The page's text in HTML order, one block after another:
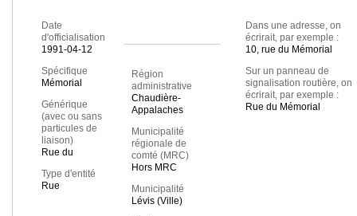
Date
d'officialisation
1991-04-12
Spécifique
Mémorial
Générique
(avec ou sans
particules de
liaison)
Rue du
Type d'entité
Rue
Région
administrative
Chaudière-
Appalaches
Municipalité
régionale de
comté (MRC)
Hors MRC
Municipalité
Lévis (Ville)
Dans une adresse, on
écrirait, par exemple :
10, rue du Mémorial
Sur un panneau de
signalisation routière, on
écrirait, par exemple :
Rue du Mémorial